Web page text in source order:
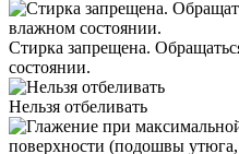
Стирка запрещена.
состоянии.
Нельзя отбеливать